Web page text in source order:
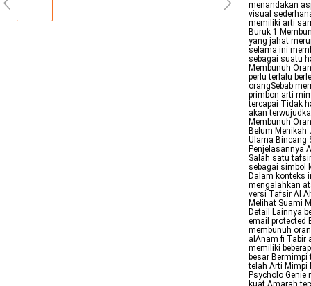
menandakan
visual
memiliki arti
Buruk 1
yang jahat
selama ini
sebagai suatu
Membunuh
perlu terlalu
orangSebab
primbon arti
tercapai Tidak
akan
Membunuh
Belum Menikah
Ulama Bincang
Penjelasannya
Salah satu
sebagai simbol
Dalam konteks
mengalahkan
versi Tafsir Al
Melihat Suami
Detail Lainnya
email protected
membunuh
alAnam fi Tabir
memiliki
besar
telah Arti Mimpi
Psycholo